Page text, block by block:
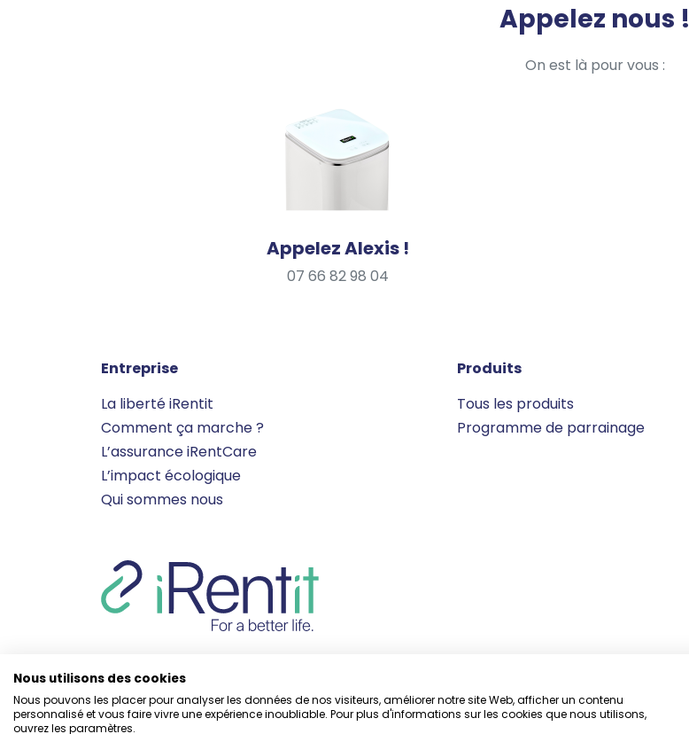
Appelez nous !
On est là pour vous :
Appelez Alexis !
07 66 82 98 04
Entreprise
La liberté iRentit
Comment ça marche ?
L’assurance iRentCare
L’impact écologique
Qui sommes nous
Produits
Tous les produits
Programme de parrainage
Solution powered by Paiement 100% sécurisé
Nous utilisons des cookies
Nous pouvons les placer pour analyser les données de nos visiteurs, améliorer notre site Web, afficher un contenu
personnalisé et vous faire vivre une expérience inoubliable. Pour plus d'informations sur les cookies que nous utilisons,
ouvrez les paramètres.